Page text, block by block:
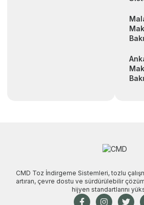
CMD Toz İndirgeme Sistemleri, tozlu
artıran, çevre dostu ve sürdürülebilir
hijyen standartlarını